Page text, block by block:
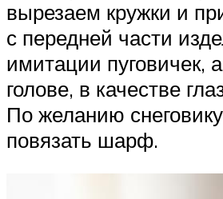
вырезаем кружки и
с передней части
имитации пуговичек,
голове, в качестве
По желанию
повязать шарф.